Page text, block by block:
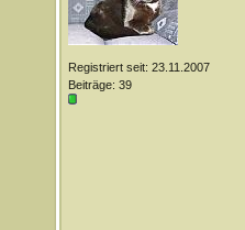
Registriert seit: 23.11.2007
Beiträge: 39